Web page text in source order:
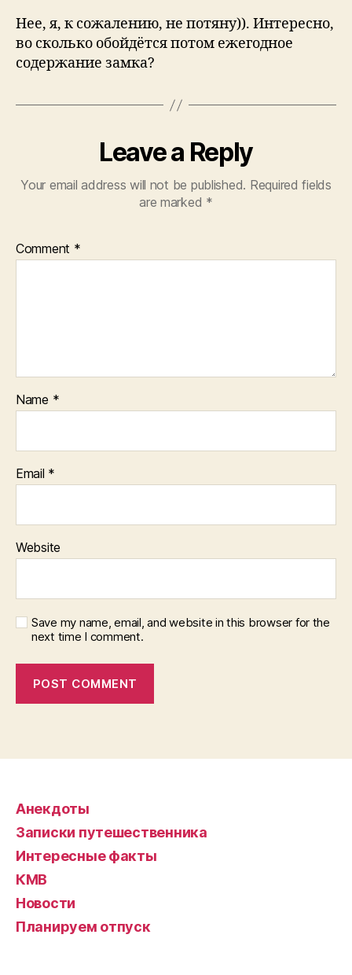
Нее, я, к сожалению, не потяну)). Интересно,
во сколько обойдётся потом ежегодное
содержание замка?
Leave a Reply
Your email address will not be published. Required fields
are marked *
Comment *
Name *
Email *
Website
Save my name, email, and website in this browser for the
next time I comment.
Анекдоты
Записки путешественника
Интересные факты
КМВ
Новости
Планируем отпуск